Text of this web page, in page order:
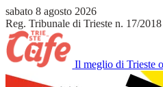
sabato 8 agosto 2026
Reg. Tribunale di Trieste n. 17/2018
Il meglio di Trieste